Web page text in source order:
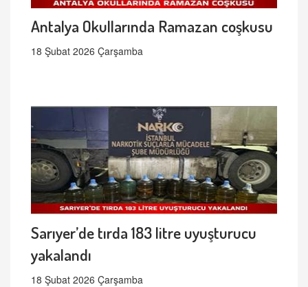
Antalya Okullarında Ramazan coşkusu
18 Şubat 2026 Çarşamba
Sarıyer’de tırda 183 litre uyuşturucu
yakalandı
18 Şubat 2026 Çarşamba